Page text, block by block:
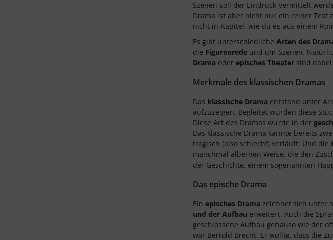
Szenen soll der Eindruck vermittelt
Drama ist aber nicht nur ein reiner Text
nicht in Kapitel, wie du es aus einem
Es gibt unterschiedliche Arten des
die Figurenrede und um Szenen.
Drama oder episches Theater sind
Merkmale des klassischen Dramas
Das klassische Drama entstand unter
aufzuzeigen. Begleitet wurden diese
Diese Art des Dramas wurde in der
Das klassische Drama kannte bereits
tragisch (also schlecht) verläuft. Und die
manchmal albernen Weise, die den
der Geschichte, einem sogenannten
Das epische Drama
Ein episches Drama zeichnet sich unter
und der Aufbau erweitert. Auch die
geschlossene Aufbau genauso wie der
war Bertold Brecht. Er wollte, dass die